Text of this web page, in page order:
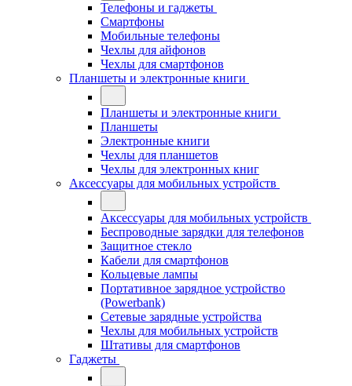
Телефоны и гаджеты
Смартфоны
Мобильные телефоны
Чехлы для айфонов
Чехлы для смартфонов
Планшеты и электронные книги
Планшеты и электронные книги
Планшеты
Электронные книги
Чехлы для планшетов
Чехлы для электронных книг
Аксессуары для мобильных устройств
Аксессуары для мобильных устройств
Беспроводные зарядки для телефонов
Защитное стекло
Кабели для смартфонов
Кольцевые лампы
Портативное зарядное устройство
(Powerbank)
Сетевые зарядные устройства
Чехлы для мобильных устройств
Штативы для смартфонов
Гаджеты